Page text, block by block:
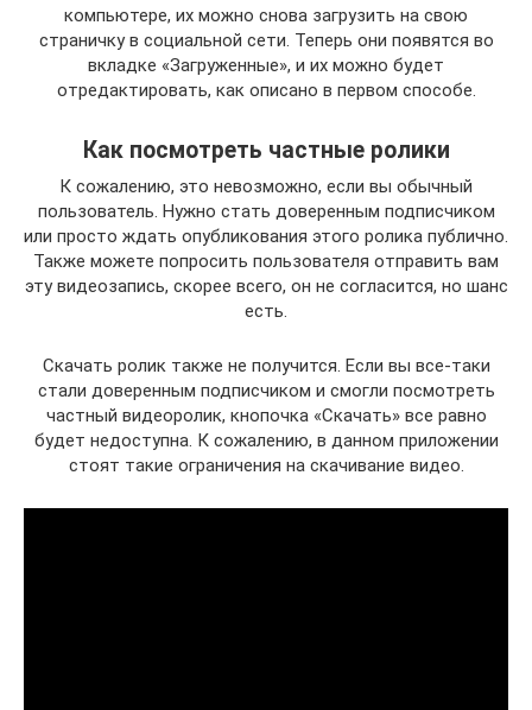
компьютере, их можно снова загрузить на свою
страничку в социальной сети. Теперь они появятся во
вкладке «Загруженные», и их можно будет
отредактировать, как описано в первом способе.
Как посмотреть частные ролики
К сожалению, это невозможно, если вы обычный
пользователь. Нужно стать доверенным подписчиком
или просто ждать опубликования этого ролика публично.
Также можете попросить пользователя отправить вам
эту видеозапись, скорее всего, он не согласится, но шанс
есть.
Скачать ролик также не получится. Если вы все-таки
стали доверенным подписчиком и смогли посмотреть
частный видеоролик, кнопочка «Скачать» все равно
будет недоступна. К сожалению, в данном приложении
стоят такие ограничения на скачивание видео.